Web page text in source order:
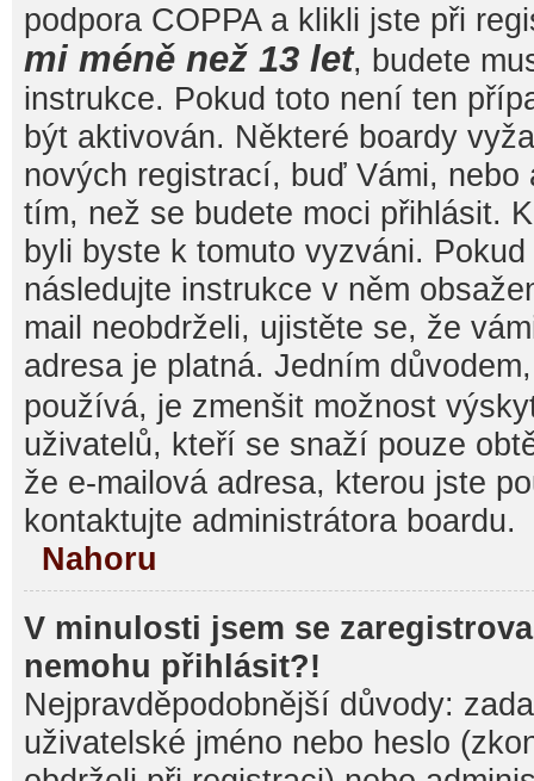
podpora COPPA a klikli jste při
mi méně než 13 let, budete
instrukce. Pokud toto není ten
být aktivován. Některé boardy
nových registrací, buď Vámi, nebo
tím, než se budete moci přihlásit.
byli byste k tomuto vyzváni.
následujte instrukce v něm
mail neobdrželi, ujistěte se, že
adresa je platná. Jedním
používá, je zmenšit možnost
uživatelů, kteří se snaží pouze
že e-mailová adresa, kterou jste
kontaktujte administrátora boardu.
Nahoru
V minulosti jsem se
nemohu přihlásit?!
Nejpravděpodobnější důvody:
uživatelské jméno nebo heslo